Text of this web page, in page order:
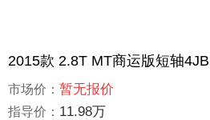
2015款 2.8T MT商运版短轴
市场价： 暂无报价
指导价： 11.98万